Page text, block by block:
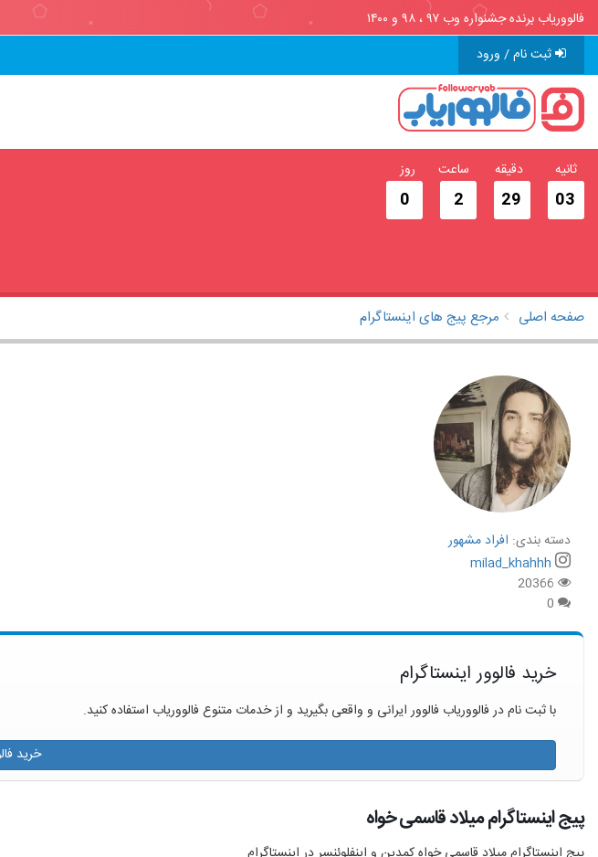
فالووریاب برنده جشنواره وب ۹۷ ، ۹۸ و ۱۴۰۰
ثبت نام / ورود
02
ثانیه
29
دقیقه
2
ساعت
0
روز
صفحه اصلی مرجع پیج های اینستاگرام
دسته بندی: افراد مشهور
milad_khahhh
خرید فالوور اینستاگرام
با ثبت نام در فالووریاب فالوور ایرانی و واقعی بگیرید و از خدمات متنوع فالووریاب استفاده کنید.
خرید
پیج اینستاگرام میلاد قاسمی خواه